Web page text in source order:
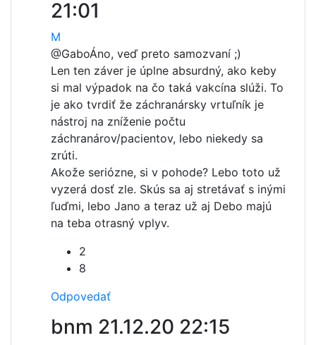
21:01
M
@GaboÁno, veď preto samozvaní ;)
Len ten záver je úplne absurdný, ako keby
si mal výpadok na čo taká vakcína slúži. To
je ako tvrdiť že záchranársky vrtuľník je
nástroj na zníženie počtu
záchranárov/pacientov, lebo niekedy sa
zrúti.
Akože seriózne, si v pohode? Lebo toto už
vyzerá dosť zle. Skús sa aj stretávať s inými
ľuďmi, lebo Jano a teraz už aj Debo majú
na teba otrasný vplyv.
2
8
Odpovedať
bnm 21.12.20 22:15